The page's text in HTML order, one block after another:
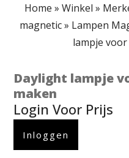
Home » Winkel »
magnetic» Lampen
lampje
Daylight lampje
maken
Login Voor Prijs
Inloggen